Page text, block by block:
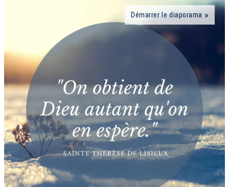
Démarrer le diaporama